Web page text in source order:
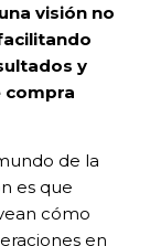
visión no
y
compra
de la
es que
cómo
en